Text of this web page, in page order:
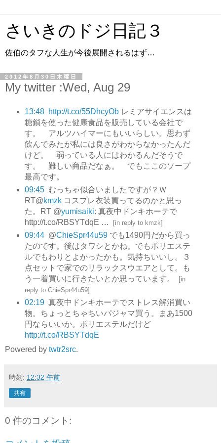
さいきのドジ日記３
佐伯のタフな人生が今後展開されるはず…
2012年8月30日木曜日
My twitter :Wed, Aug 29
13:48 http://t.co/55DhcyObレミアサイエンスは
糖鎖を使った健康食品を販売している会社で
す。 アルツハイマーにもいいらしい。思わず
飲んでみたが私には良さがわからなかったんだ
けど。 弱っている人にはわかるんだそうで
す。 難しい商品だなぁ。 でもここのソープ
最高です。
09:45 むっちゃ似合いましたですが？Ｗ
RT@kmzkコスプレ衣装買ってるのかと思っ
た。RT @yumisaiki: 真夜中ドンキホーテで
http://t.co/RBSYTdqE …
[in reply to kmzk]
09:44 @ChieSpr44u59でも1490円だから買っ
たのです。後はタワシとかね。でもポリエステ
ルでもわりとよかったかも。気持ちいいし。３
点セットで家でのリラックスウエアとして。も
う一着買いに行きたいとか思っています。
[in
reply to ChieSpr44u59]
02:19 真夜中ドンキホーテでストレス解消買い
物。ちょっとちゃちいパジャマ買う。まあ1500
円ならいいか。ポリエステルだけど
http://t.co/RBSYTdqE
Powered by twtr2src.
時刻: 12:32 午前
共有
0 件のコメント: